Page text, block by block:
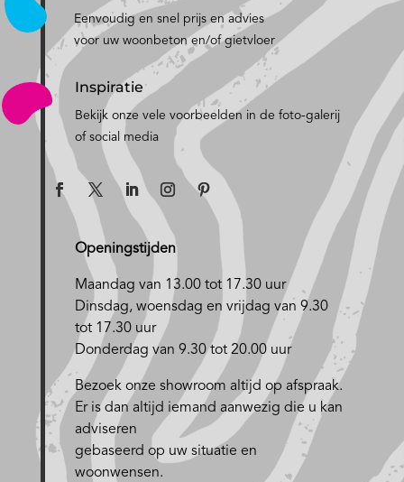
Eenvoudig en snel prijs en advies
voor uw woonbeton en/of gietvloer
Inspiratie
Bekijk onze vele voorbeelden in de foto-galerij
of social media
Openingstijden
Maandag van 13.00 tot 17.30 uur
Dinsdag, woensdag en vrijdag van 9.30
tot 17.30 uur
Donderdag van 9.30 tot 20.00 uur
Bezoek onze showroom altijd op afspraak.
Er is dan altijd iemand aanwezig die u kan
adviseren
gebaseerd op uw situatie en
woonwensen.